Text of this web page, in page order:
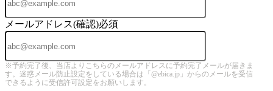
メールアドレス(確認)必須
※予約完了後、当店よりこちらのメールアドレスに予約完了メールが届きま
す。迷惑メール防止設定をしている場合は「@ebica.jp」からのメールを受信
できるように受信許可設定をお願いします。